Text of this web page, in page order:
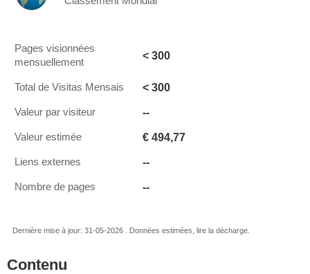
Pages visionnées
mensuellement
< 300
Total de Visitas Mensais < 300
Valeur par visiteur --
Valeur estimée € 494,77
Liens externes --
Nombre de pages --
Dernière mise à jour: 31-05-2026 . Données estimées, lire la décharge.
Contenu